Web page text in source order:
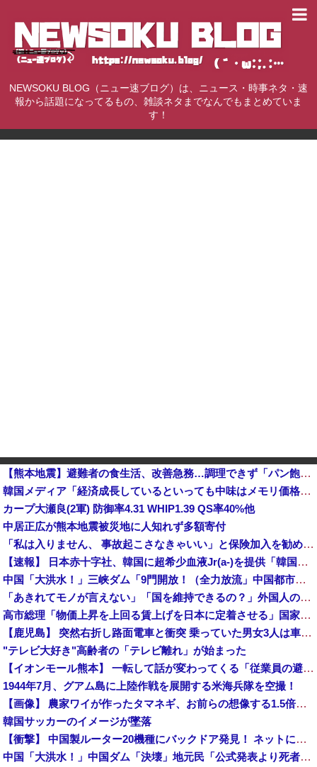
NEWSOKU BLOG（ニュー速ブログ）は、ニュース・時事ネタ・速
報から話題になってるもの、雑談ネタまでなんでもまとめていま
す！
【熊本地震】避難者の食生活、改善急務…調理できず「パン飽き飽き」断水なお３万戸超
韓国メディア「経済成長しているといっても中味はメモリ価格だけ。雇用増加見通しが半減してしまった」……韓国の内需不況は根強い状況っすね
カープ大瀬良(2軍) 防御率4.31 WHIP1.39 QS率40%他
中居正広が熊本地震被災地に人知れず多額寄付
「私は入りません、 事故起こさなきゃいい」と保険加入を勧められた推し活民が反発、保険代が勿体無いし事
【速報】 日本赤十字社、韓国に超希少血液Jr(a-)を提供「韓国内では適合する血液を確保できなかった」※今回で4回目
中国「大洪水！」三峡ダム「9門開放！（全力放流」中国都市「三峡沿線の道路水没」中国政府「高速道路封鎖！」中国ダム「緊急放流に合わせて開門（土砂崩れ発生」→
「あきれてモノが言えない」「国を維持できるの？」外国人の永住許可要件の厳格化で在日中国人の本音は？
高市総理「物価上昇を上回る賃上げを日本に定着させる」国家公務員月給3.51％増へ 地方公務員も追随する見通し
【鹿児島】 突然右折し路面電車と衝突 乗っていた男女3人は車を放置しダッシュで逃走中
"テレビ大好き"高齢者の「テレビ離れ」が始まった
【イオンモール熊本】 一転して話が変わってくる「従業員の避難誘導の証言が複数」イオン側が社内規定に抵触していた疑い
1944年7月、グアム島に上陸作戦を展開する米海兵隊を空撮！
【画像】 農家ワイが作ったタマネギ、お前らの想像する1.5倍はデカいぞ
韓国サッカーのイメージが墜落
【衝撃】 中国製ルーター20機種にバックドア発見！ ネットに繋ぐだけで35秒ごとに中国のサーバーと通信
中国「大洪水！」中国ダム「決壊」地元民「公式発表より死者多い！」中国政府「住民拘束！（安否不明」中国当局「救助隊動画も削除」台風13号「三峡ダム接近中」→